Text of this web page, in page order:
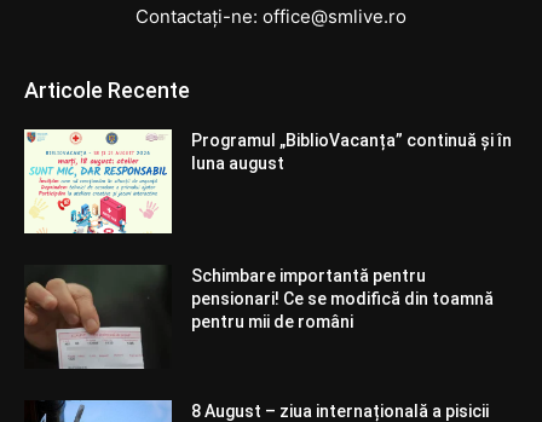
Contactați-ne: office@smlive.ro
Articole Recente
Programul „BiblioVacanța” continuă și în
luna august
Schimbare importantă pentru
pensionari! Ce se modifică din toamnă
pentru mii de români
8 August – ziua internațională a pisicii